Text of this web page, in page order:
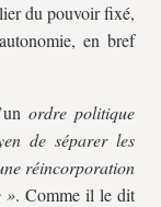
du pouvoir fixé,
en bref
ordre politique
de séparer les
réincorporation
». Comme il le dit